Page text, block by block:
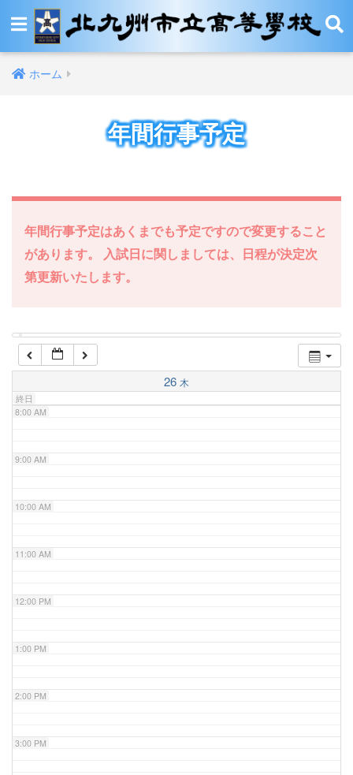
ホーム
年間行事予定
年間行事予定はあくまでも予定ですので変更すること
があります。 入試日に関しましては、日程が決定次
第更新いたします。
26 木
終日
12:00 AM
1:00 AM
4:00 AM
5:00 AM
7:00 AM
8:00 AM
9:00 AM
10:00 AM
11:00 AM
12:00 PM
1:00 PM
2:00 PM
3:00 PM